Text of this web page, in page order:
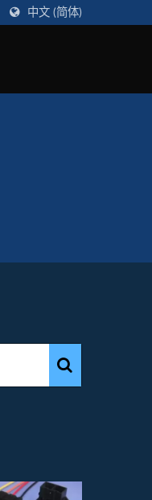
中文 (简体)